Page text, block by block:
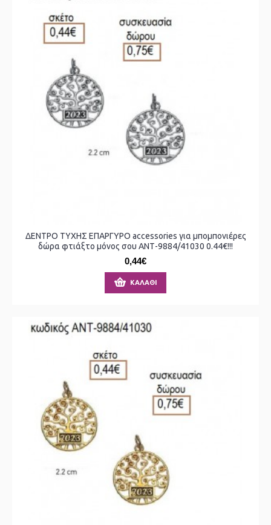
ΔΕΝΤΡΟ ΤΥΧΗΣ ΕΠΑΡΓΥΡΟ accessories για μπομπονιέρες
δώρα φτιάξτο μόνος σου ΑΝΤ-9884/41030 0.44€!!!
0,44€
ΚΑΛΆΘΙ